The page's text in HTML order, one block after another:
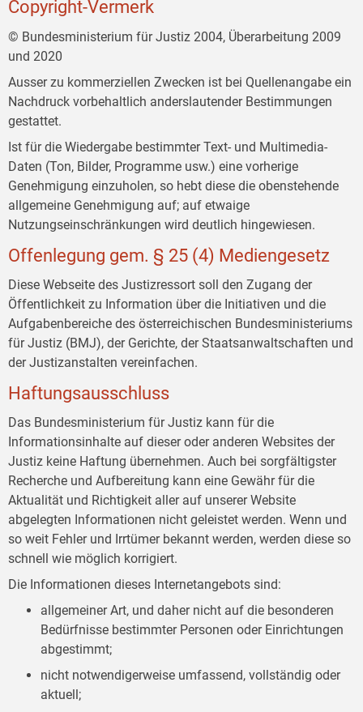
Copyright-Vermerk
© Bundesministerium für Justiz 2004, Überarbeitung 2009
und 2020
Ausser zu kommerziellen Zwecken ist bei Quellenangabe ein
Nachdruck vorbehaltlich anderslautender Bestimmungen
gestattet.
Ist für die Wiedergabe bestimmter Text- und Multimedia-
Daten (Ton, Bilder, Programme usw.) eine vorherige
Genehmigung einzuholen, so hebt diese die obenstehende
allgemeine Genehmigung auf; auf etwaige
Nutzungseinschränkungen wird deutlich hingewiesen.
Offenlegung gem. § 25 (4) Mediengesetz
Diese Webseite des Justizressort soll den Zugang der
Öffentlichkeit zu Information über die Initiativen und die
Aufgabenbereiche des österreichischen Bundesministeriums
für Justiz (BMJ), der Gerichte, der Staatsanwaltschaften und
der Justizanstalten vereinfachen.
Haftungsausschluss
Das Bundesministerium für Justiz kann für die
Informationsinhalte auf dieser oder anderen Websites der
Justiz keine Haftung übernehmen. Auch bei sorgfältigster
Recherche und Aufbereitung kann eine Gewähr für die
Aktualität und Richtigkeit aller auf unserer Website
abgelegten Informationen nicht geleistet werden. Wenn und
so weit Fehler und Irrtümer bekannt werden, werden diese so
schnell wie möglich korrigiert.
Die Informationen dieses Internetangebots sind:
allgemeiner Art, und daher nicht auf die besonderen
Bedürfnisse bestimmter Personen oder Einrichtungen
abgestimmt;
nicht notwendigerweise umfassend, vollständig oder
aktuell;